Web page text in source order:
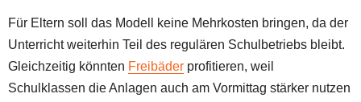
Für Eltern soll das Modell keine Mehrkosten bringen, da der
Unterricht weiterhin Teil des regulären Schulbetriebs bleibt.
Gleichzeitig könnten Freibäder profitieren, weil
Schulklassen die Anlagen auch am Vormittag stärker nutzen